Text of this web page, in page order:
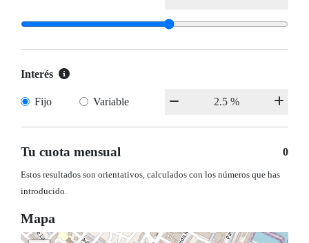
Interés
Fijo Variable
Tu cuota mensual 0
Estos resultados son orientativos, calculados con los números que has
introducido.
Mapa